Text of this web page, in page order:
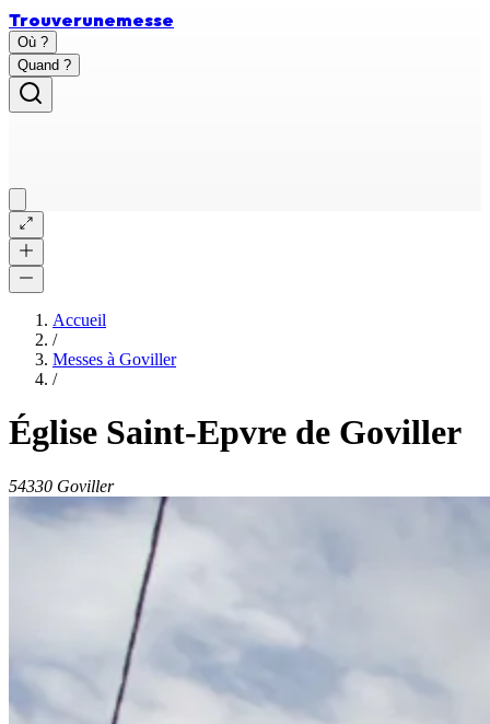
Trouverunemesse
Où ?
Quand ?
Accueil
/
Messes à Goviller
/
Église Saint-Epvre de Goviller
54330 Goviller